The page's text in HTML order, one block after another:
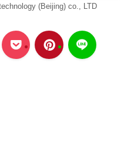
(Beijing) co., LTD